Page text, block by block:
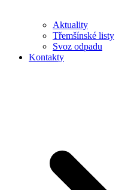
Aktuality
Třemšínské listy
Svoz odpadu
Kontakty